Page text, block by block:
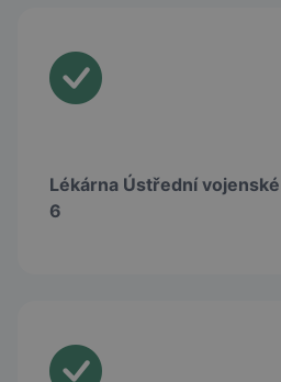
Lékárna Ústřední
6